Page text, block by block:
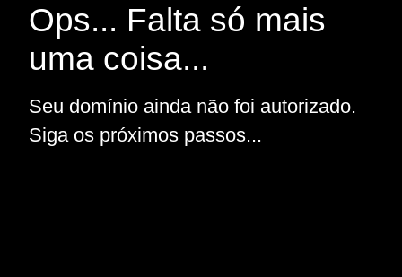
Ops... Falta só mais
uma coisa...
Seu domínio ainda não foi autorizado.
Siga os próximos passos...